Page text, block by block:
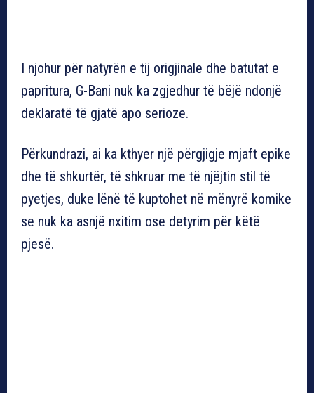
I njohur për natyrën e tij origjinale dhe batutat e
papritura, G-Bani nuk ka zgjedhur të bëjë ndonjë
deklaratë të gjatë apo serioze.
Përkundrazi, ai ka kthyer një përgjigje mjaft epike
dhe të shkurtër, të shkruar me të njëjtin stil të
pyetjes, duke lënë të kuptohet në mënyrë komike
se nuk ka asnjë nxitim ose detyrim për këtë
pjesë.